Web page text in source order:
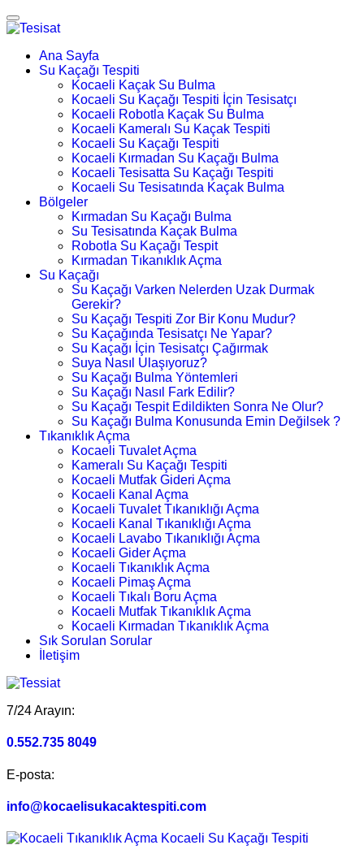
Ana Sayfa
Su Kaçağı Tespiti
Kocaeli Kaçak Su Bulma
Kocaeli Su Kaçağı Tespiti İçin Tesisatçı
Kocaeli Robotla Kaçak Su Bulma
Kocaeli Kameralı Su Kaçak Tespiti
Kocaeli Su Kaçağı Tespiti
Kocaeli Kırmadan Su Kaçağı Bulma
Kocaeli Tesisatta Su Kaçağı Tespiti
Kocaeli Su Tesisatında Kaçak Bulma
Bölgeler
Kırmadan Su Kaçağı Bulma
Su Tesisatında Kaçak Bulma
Robotla Su Kaçağı Tespit
Kırmadan Tıkanıklık Açma
Su Kaçağı
Su Kaçağı Varken Nelerden Uzak Durmak
Gerekir?
Su Kaçağı Tespiti Zor Bir Konu Mudur?
Su Kaçağında Tesisatçı Ne Yapar?
Su Kaçağı İçin Tesisatçı Çağırmak
Suya Nasıl Ulaşıyoruz?
Su Kaçağı Bulma Yöntemleri
Su Kaçağı Nasıl Fark Edilir?
Su Kaçağı Tespit Edildikten Sonra Ne Olur?
Su Kaçağı Bulma Konusunda Emin Değilsek ?
Tıkanıklık Açma
Kocaeli Tuvalet Açma
Kameralı Su Kaçağı Tespiti
Kocaeli Mutfak Gideri Açma
Kocaeli Kanal Açma
Kocaeli Tuvalet Tıkanıklığı Açma
Kocaeli Kanal Tıkanıklığı Açma
Kocaeli Lavabo Tıkanıklığı Açma
Kocaeli Gider Açma
Kocaeli Tıkanıklık Açma
Kocaeli Pimaş Açma
Kocaeli Tıkalı Boru Açma
Kocaeli Mutfak Tıkanıklık Açma
Kocaeli Kırmadan Tıkanıklık Açma
Sık Sorulan Sorular
İletişim
7/24 Arayın:
0.552.735 8049
E-posta:
info@kocaelisukacaktespiti.com